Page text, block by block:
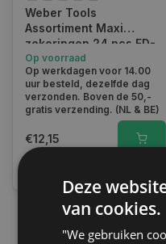
Weber Tools
Assortiment Maxi
zekeringen 24 pcs FD-
1120
Op voorraad
Op werkdagen voor 14.00
uur besteld, dezelfde dag
verzonden. Boven de 50,-
gratis verzending. (NL & BE)
€12,15
Deze
van cookies.
"We gebruiken